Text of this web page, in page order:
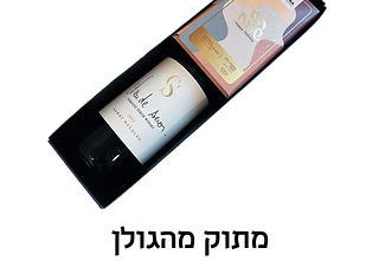
מתוק מהגולן